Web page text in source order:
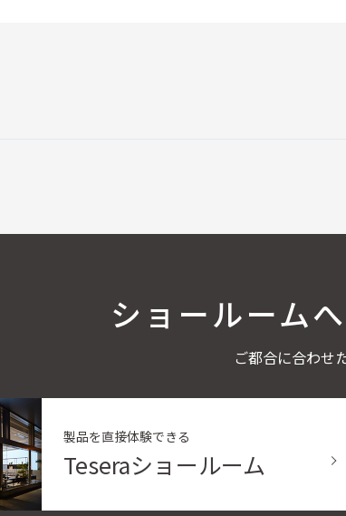
ショールーム
ご都合に合わせ
製品を直接体験できる
Teseraショールーム